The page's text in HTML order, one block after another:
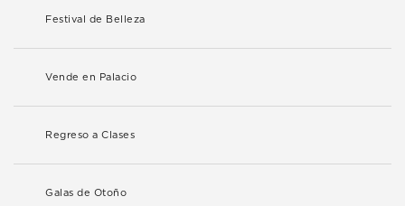
Festival de Belleza
Vende en Palacio
Regreso a Clases
Galas de Otoño